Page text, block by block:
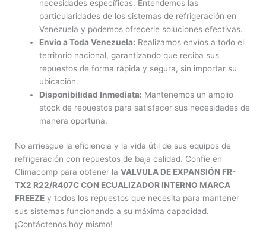
necesidades específicas. Entendemos las
particularidades de los sistemas de refrigeración en
Venezuela y podemos ofrecerle soluciones efectivas.
Envío a Toda Venezuela: Realizamos envíos a todo el
territorio nacional, garantizando que reciba sus
repuestos de forma rápida y segura, sin importar su
ubicación.
Disponibilidad Inmediata: Mantenemos un amplio
stock de repuestos para satisfacer sus necesidades de
manera oportuna.
No arriesgue la eficiencia y la vida útil de sus equipos de
refrigeración con repuestos de baja calidad. Confíe en
Climacomp para obtener la VALVULA DE EXPANSIÓN FR-
TX2 R22/R407C CON ECUALIZADOR INTERNO MARCA
FREEZE y todos los repuestos que necesita para mantener
sus sistemas funcionando a su máxima capacidad.
¡Contáctenos hoy mismo!